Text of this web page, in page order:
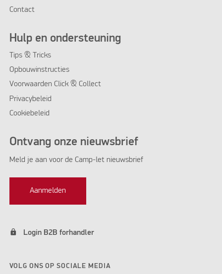
Contact
Hulp en ondersteuning
Tips & Tricks
Opbouwinstructies
Voorwaarden Click & Collect
Privacybeleid
Cookiebeleid
Ontvang onze nieuwsbrief
Meld je aan voor de Camp-let nieuwsbrief
Aanmelden
lock Login B2B forhandler
VOLG ONS OP SOCIALE MEDIA